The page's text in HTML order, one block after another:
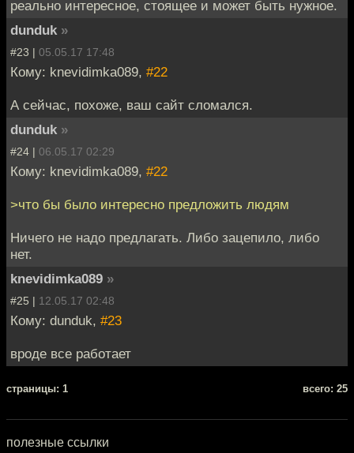
реально интересное, стоящее и может быть нужное.
dunduk »
#23 | 05.05.17 17:48
Кому: knevidimka089, #22
А сейчас, похоже, ваш сайт сломался.
dunduk »
#24 | 06.05.17 02:29
Кому: knevidimka089, #22
>что бы было интересно предложить людям
Ничего не надо предлагать. Либо зацепило, либо
нет.
knevidimka089 »
#25 | 12.05.17 02:48
Кому: dunduk, #23
вроде все работает
cтраницы: 1 всего: 25
полезные ссылки